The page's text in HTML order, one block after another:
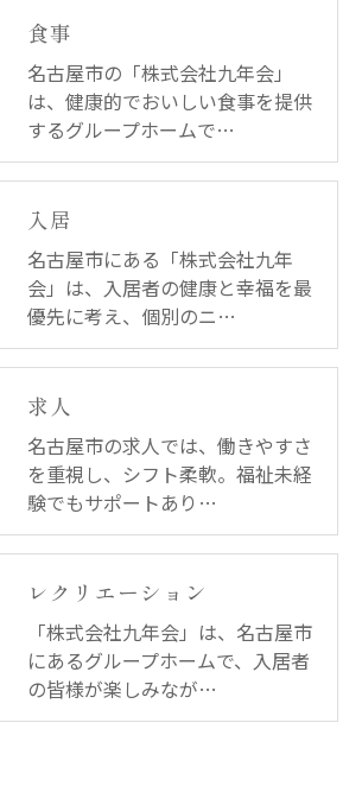
食事
名古屋市の「株式会社九年会」
は、健康的でおいしい食事を提供
するグループホームで…
入居
名古屋市にある「株式会社九年
会」は、入居者の健康と幸福を最
優先に考え、個別のニ…
求人
名古屋市の求人では、働きやすさ
を重視し、シフト柔軟。福祉未経
験でもサポートあり…
レクリエーション
「株式会社九年会」は、名古屋市
にあるグループホームで、入居者
の皆様が楽しみなが…